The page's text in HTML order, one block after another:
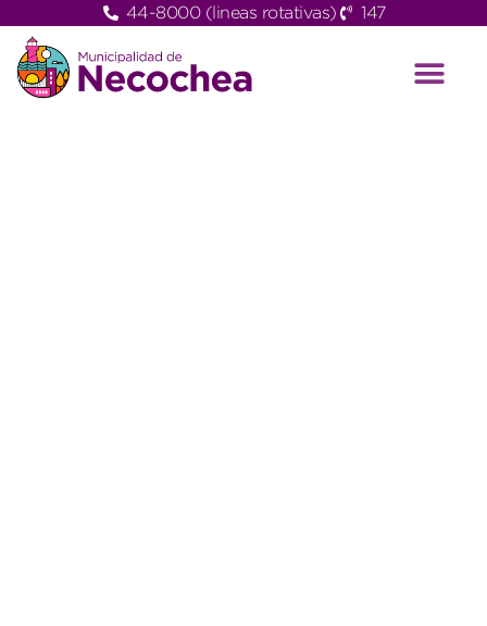
44-8000 (lineas rotativas) 147